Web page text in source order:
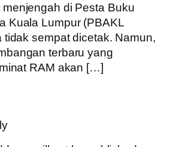
di Pesta Buku
Kuala Lumpur (PBAKL
tidak sempat dicetak. Namun,
terbaru yang
RAM akan […]